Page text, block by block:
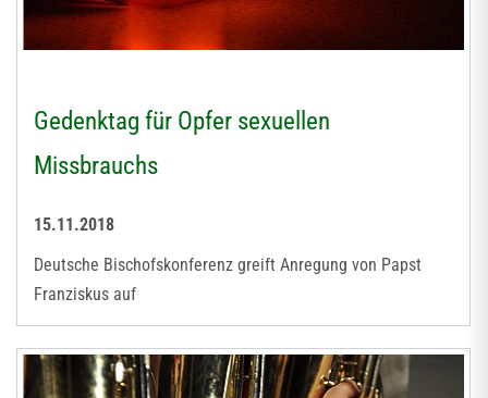
Gedenktag für Opfer sexuellen
Missbrauchs
15.11.2018
Deutsche Bischofskonferenz greift Anregung von Papst
Franziskus auf